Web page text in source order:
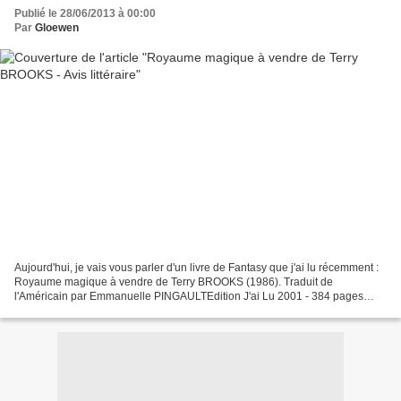
Publié le 28/06/2013 à 00:00
Par Gloewen
Aujourd'hui, je vais vous parler d'un livre de Fantasy que j'ai lu récemment :
Royaume magique à vendre de Terry BROOKS (1986). Traduit de
l'Américain par Emmanuelle PINGAULTEdition J'ai Lu 2001 - 384 pages